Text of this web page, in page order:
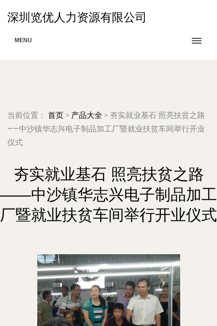
深圳览优人力资源有限公司
MENU
当前位置： 首页 > 产品大全 > 夯实就业基石 照亮扶贫之路
——中沙镇华志兴电子制品加工厂暨就业扶贫车间举行开业
仪式
夯实就业基石 照亮扶贫之路
——中沙镇华志兴电子制品加工
厂暨就业扶贫车间举行开业仪式